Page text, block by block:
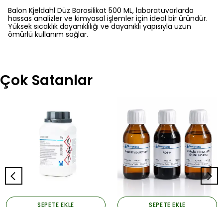
Balon Kjeldahl Düz Borosilikat 500 ML, laboratuvarlarda
hassas analizler ve kimyasal işlemler için ideal bir üründür.
Yüksek sıcaklık dayanıklılığı ve dayanıklı yapısıyla uzun
ömürlü kullanım sağlar.
Çok Satanlar
SEPETE EKLE SEPETE EKLE